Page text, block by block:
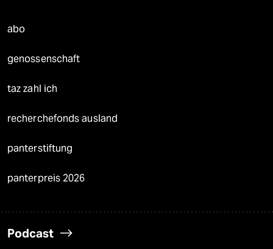
abo
genossenschaft
taz zahl ich
recherchefonds ausland
panterstiftung
panterpreis 2026
Podcast